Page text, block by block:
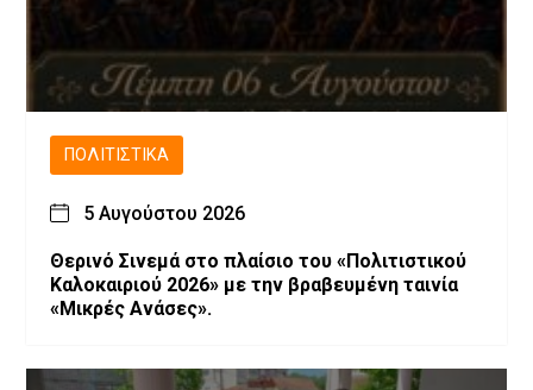
ΠΟΛΙΤΙΣΤΙΚΆ
5 Αυγούστου 2026
Θερινό Σινεμά στο πλαίσιο του «Πολιτιστικού
Καλοκαιριού 2026» με την βραβευμένη ταινία
«Μικρές Ανάσες».